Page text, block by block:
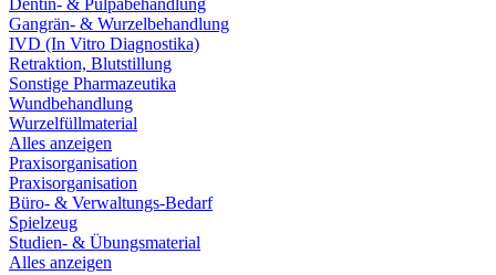
Dentin- & Pulpabehandlung
Gangrän- & Wurzelbehandlung
IVD (In Vitro Diagnostika)
Retraktion, Blutstillung
Sonstige Pharmazeutika
Wundbehandlung
Wurzelfüllmaterial
Alles anzeigen
Praxisorganisation
Praxisorganisation
Büro- & Verwaltungs-Bedarf
Spielzeug
Studien- & Übungsmaterial
Alles anzeigen